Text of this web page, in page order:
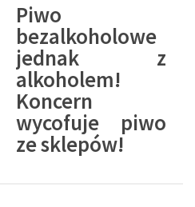
Piwo
bezalkoholowe
jednak z
alkoholem!
Koncern
wycofuje piwo
ze sklepów!